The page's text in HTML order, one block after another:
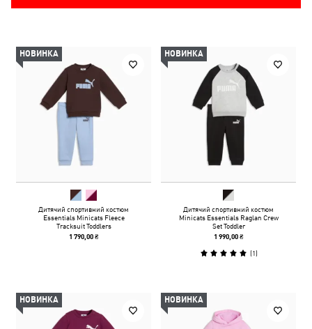
НОВИНКА
Дитячий спортивний костюм
Essentials Minicats Fleece
Tracksuit Toddlers
1 790,00 ₴
НОВИНКА
Дитячий спортивний костюм
Minicats Essentials Raglan Crew
Set Toddler
1 990,00 ₴
(1)
НОВИНКА НОВИНКА